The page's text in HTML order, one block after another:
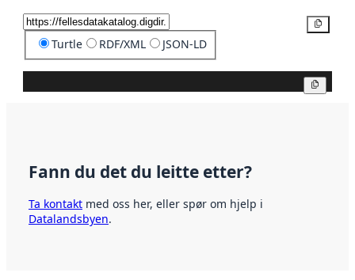
Turtle RDF/XML JSON-LD
Fann du det du leitte etter?
Ta kontakt med oss her, eller spør om hjelp i
Datalandsbyen.